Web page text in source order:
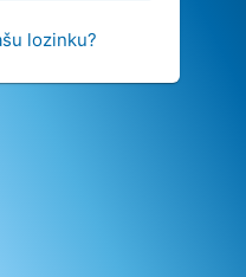
lozinku?